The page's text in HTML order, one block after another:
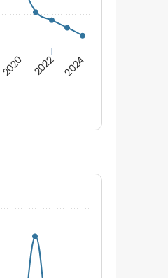
2020 2022 2024